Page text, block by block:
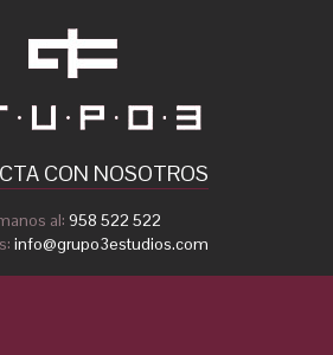
CON NOSOTROS
al: 958 522 522
info@grupo3estudios.com